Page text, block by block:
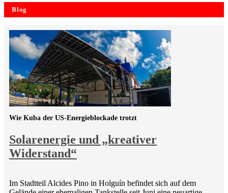
Blog
Solarenergie und „kreativer
Widerstand“
Wie Kuba der US-Energieblockade trotzt
Im Stadtteil Alcides Pino in Holguín befindet sich auf dem